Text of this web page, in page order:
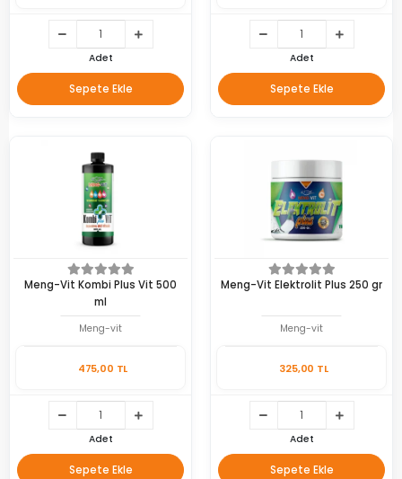
Adet
Sepete Ekle
Adet
Sepete Ekle
Meng-Vit Kombi Plus Vit 500
ml
Meng-vit
475,00 TL
Adet
Sepete Ekle
Meng-Vit Elektrolit Plus 250 gr
Meng-vit
325,00 TL
Adet
Sepete Ekle